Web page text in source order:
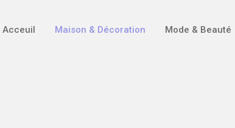
Acceuil Maison & Décoration Mode & Beauté